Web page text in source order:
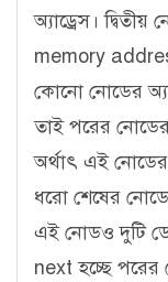
অ্যাড্রেস।
memory
কোনো নোডের
তাই পরের নোডের
অর্থাৎ এই
ধরো শেষের
এই নোডও দুটি
next হচ্ছে পরের